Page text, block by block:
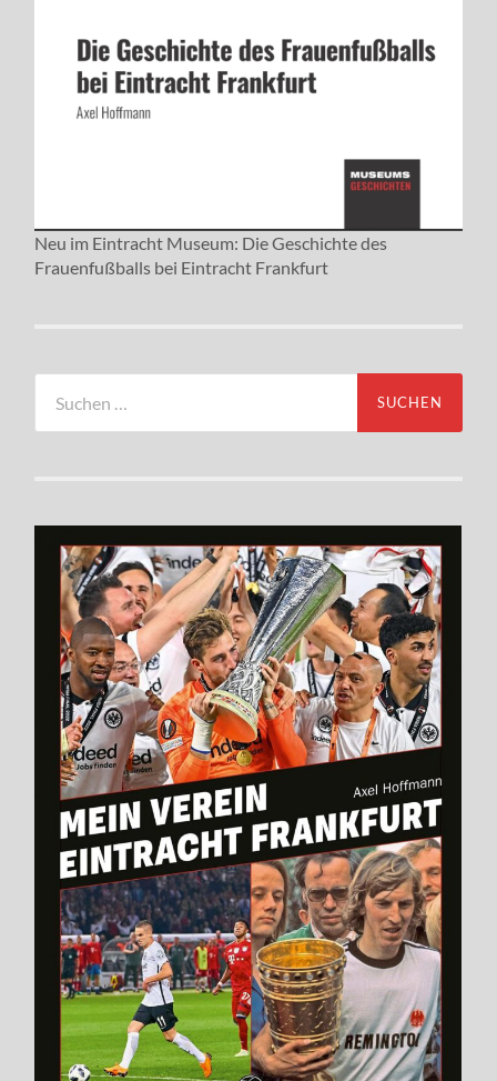
Neu im Eintracht Museum: Die Geschichte des
Frauenfußballs bei Eintracht Frankfurt
nach: